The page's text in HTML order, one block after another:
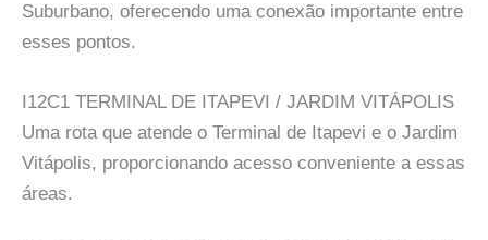
Suburbano, oferecendo uma conexão importante entre
esses pontos.
I12C1 TERMINAL DE ITAPEVI / JARDIM VITÁPOLIS
Uma rota que atende o Terminal de Itapevi e o Jardim
Vitápolis, proporcionando acesso conveniente a essas
áreas.